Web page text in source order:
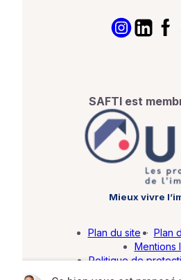
SAFTI est
Mieux vivre
Plan du site · Plan
Mentions
Politique de